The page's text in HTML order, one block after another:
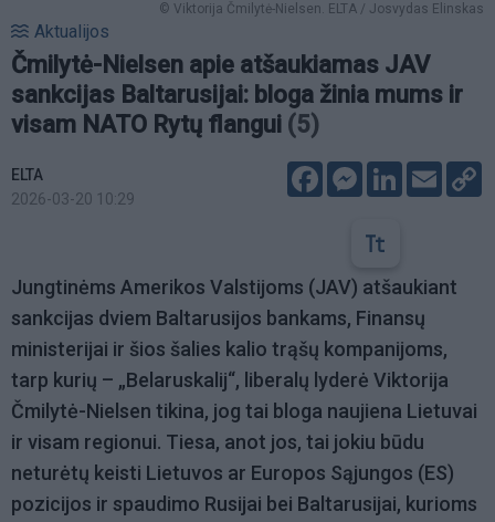
© Viktorija Čmilytė-Nielsen. ELTA / Josvydas Elinskas
Aktualijos
Čmilytė-Nielsen apie atšaukiamas JAV
sankcijas Baltarusijai: bloga žinia mums ir
visam NATO Rytų flangui (5)
ELTA
2026-03-20 10:29
FacebookMessenger
LinkedIn
Email
Jungtinėms Amerikos Valstijoms (JAV) atšaukiant
sankcijas dviem Baltarusijos bankams, Finansų
ministerijai ir šios šalies kalio trąšų kompanijoms,
tarp kurių – „Belaruskalij“, liberalų lyderė Viktorija
Čmilytė-Nielsen tikina, jog tai bloga naujiena Lietuvai
ir visam regionui. Tiesa, anot jos, tai jokiu būdu
neturėtų keisti Lietuvos ar Europos Sąjungos (ES)
pozicijos ir spaudimo Rusijai bei Baltarusijai, kurioms